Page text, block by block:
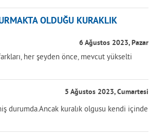
OLDUĞU KURAKLIK
6 Ağustos 2023, Pazar
her şeyden önce, mevcut yükselti
5 Ağustos 2023, Cumartesi
durumda.Ancak kuralık olgusu kendi içinde